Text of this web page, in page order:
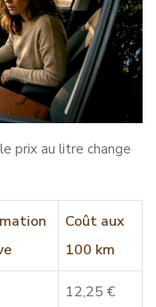
prix au litre change
Coût aux
100 km
12,25 €